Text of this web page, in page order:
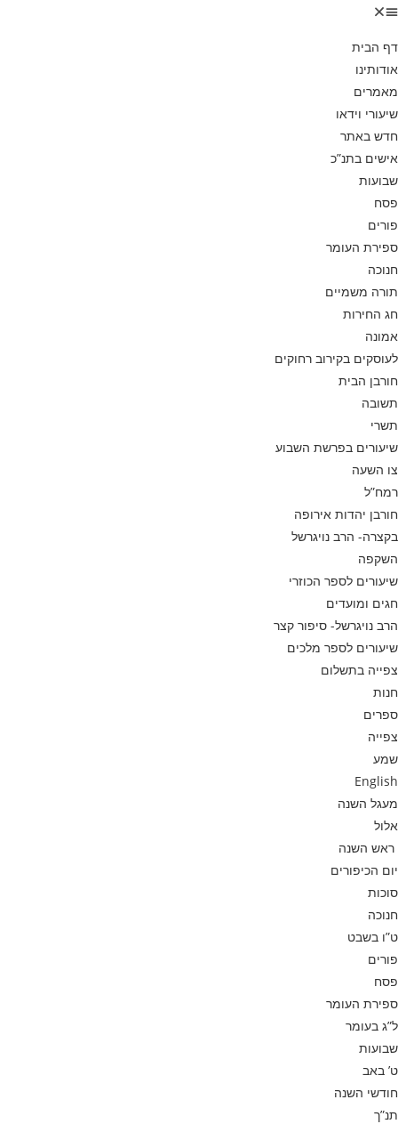
דף הבית
אודותינו
מאמרים
שיעורי וידאו
חדש באתר
אישים בתנ”כ
שבועות
פסח
פורים
ספירת העומר
חנוכה
תורה משמיים
חג החירות
אמונה
לעוסקים בקירוב רחוקים
חורבן הבית
תשובה
תשרי
שיעורים בפרשת השבוע
צו השעה
רמח”ל
חורבן יהדות אירופה
בקצרה- הרב נויגרשל
השקפה
שיעורים לספר הכוזרי
חגים ומועדים
הרב נויגרשל- סיפור קצר
שיעורים לספר מלכים
צפייה בתשלום
חנות
ספרים
צפייה
שמע
English
מעגל השנה
אלול
ראש השנה
יום הכיפורים
סוכות
חנוכה
ט”ו בשבט
פורים
פסח
ספירת העומר
ל”ג בעומר
שבועות
ט’ באב
חודשי השנה
תנ”ך